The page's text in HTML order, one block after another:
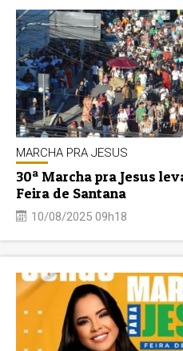
MARCHA PRA JESUS
30ª Marcha pra Jesus
Feira de Santana
10/08/2025 09h18